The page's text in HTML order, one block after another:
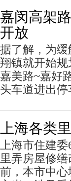
嘉闵高架
开放
据了解，为
翔镇就开始
嘉美路~嘉好
头车道进出
上海各类
上海市住建
里弄房屋修
前，本市中